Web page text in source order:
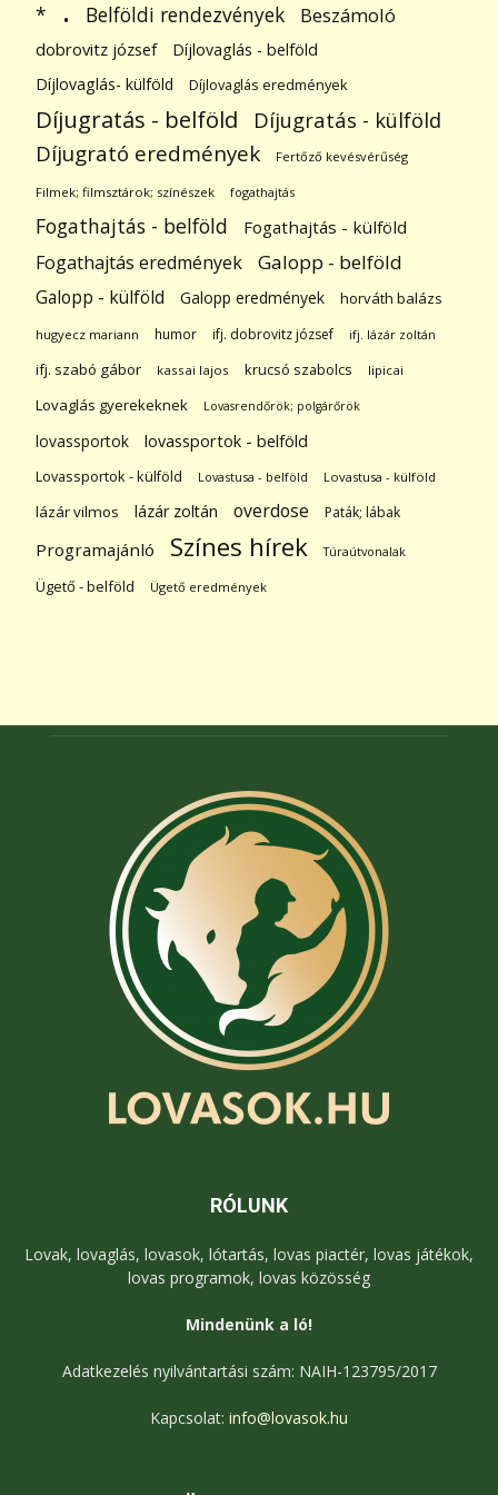
* . Belföldi rendezvények Beszámoló
dobrovitz józsef
Díjlovaglás - belföld
Díjlovaglás- külföld
Díjlovaglás eredmények
Díjugratás - belföld Díjugratás - külföld
Díjugrató eredmények Fertőző kevésvérűség
Filmek; filmsztárok; színészek fogathajtás
Fogathajtás - belföld Fogathajtás - külföld
Fogathajtás eredmények Galopp - belföld
Galopp - külföld Galopp eredmények horváth balázs
hugyecz mariann humor ifj. dobrovitz józsef ifj. lázár zoltán
ifj. szabó gábor kassai lajos krucsó szabolcs lipicai
Lovaglás gyerekeknek Lovasrendőrök; polgárőrök
lovassportok lovassportok - belföld
Lovassportok - külföld Lovastusa - belföld Lovastusa - külföld
lázár vilmos lázár zoltán overdose Paták; lábak
Programajánló Színes hírek Túraútvonalak
Ügető - belföld Ügető eredmények
RÓLUNK
Lovak, lovaglás, lovasok, lótartás, lovas piactér, lovas játékok,
lovas programok, lovas közösség
Mindenünk a ló!
Adatkezelés nyilvántartási szám: NAIH-123795/2017
Kapcsolat: info@lovasok.hu